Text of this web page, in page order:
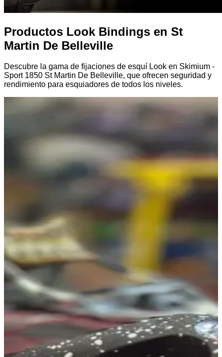
Productos Look Bindings en St
Martin De Belleville
Descubre la gama de fijaciones de esquí Look en Skimium -
Sport 1850 St Martin De Belleville, que ofrecen seguridad y
rendimiento para esquiadores de todos los niveles.